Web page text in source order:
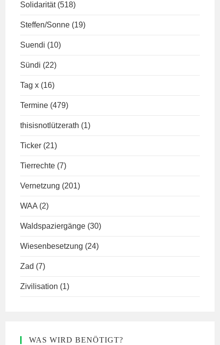
Solidarität (518)
Steffen/Sonne (19)
Suendi (10)
Sündi (22)
Tag x (16)
Termine (479)
thisisnotlützerath (1)
Ticker (21)
Tierrechte (7)
Vernetzung (201)
WAA (2)
Waldspaziergänge (30)
Wiesenbesetzung (24)
Zad (7)
Zivilisation (1)
WAS WIRD BENÖTIGT?